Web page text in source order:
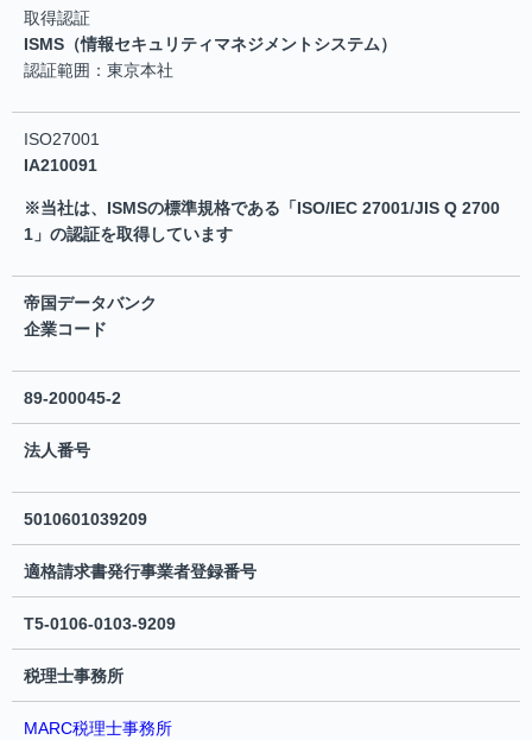
取得認証
ISMS（情報セキュリティマネジメントシステム）
認証範囲：東京本社
ISO27001
IA210091
※当社は、ISMSの標準規格である「ISO/IEC 27001/JIS Q 2700
1」の認証を取得しています
帝国データバンク
企業コード
89-200045-2
法人番号
5010601039209
適格請求書発行事業者登録番号
T5-0106-0103-9209
税理士事務所
MARC税理士事務所